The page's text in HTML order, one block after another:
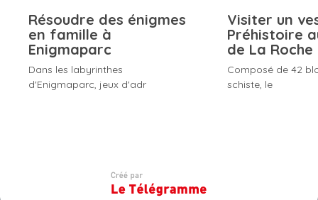
Résoudre des énigmes
en famille à
Enigmaparc
Dans les labyrinthes
d'Enigmaparc, jeux d'adr
Visiter un
Préhistoire
de La Roche
Composé de 42
schiste, le